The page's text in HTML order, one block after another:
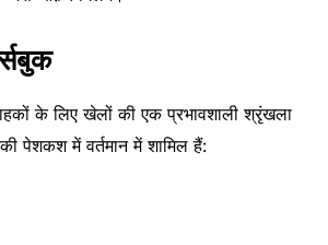
के लिए खेलों की एक प्रभावशाली श्रृंखला
पेशकश में वर्तमान में शामिल हैं: